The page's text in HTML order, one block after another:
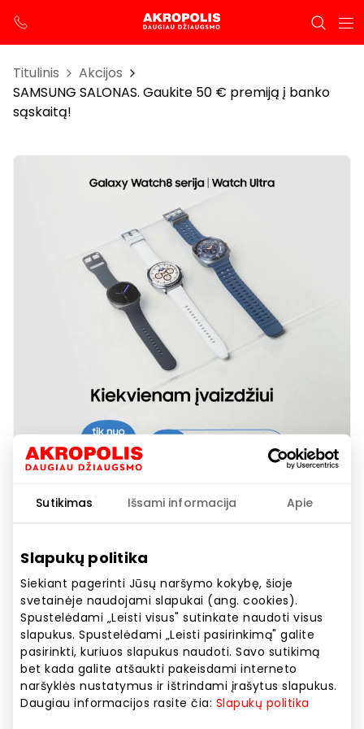
Sutikimas Išsami informacija Apie
Slapukų politika
Siekiant pagerinti Jūsų naršymo kokybę, šioje
svetainėje naudojami slapukai (ang. cookies).
Spustelėdami „Leisti visus" sutinkate naudoti visus
slapukus. Spustelėdami „Leisti pasirinkimą" galite
pasirinkti, kuriuos slapukus naudoti. Savo sutikimą
bet kada galite atšaukti pakeisdami interneto
naršyklės nustatymus ir ištrindami įrašytus slapukus.
Daugiau informacijos rasite čia: Slapukų politika
Titulinis
Akcijos
SAMSUNG SALONAS. Gaukite 50 € premiją į banko
sąskaitą!
premiją į banko sąskaitą!
Akcijos trukmė
Nuo 2026.05.04iki2026.05.31
Rodyti lokaciją žemėlapyje